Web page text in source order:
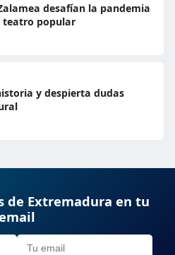
desafían la pandemia
teatro popular
y despierta dudas
de Extremadura en tu